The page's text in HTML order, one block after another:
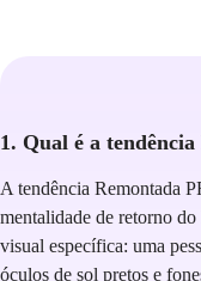
1. Qual é a
A tendência Remontada
mentalidade de retorno
visual específica: uma
óculos de sol pretos e